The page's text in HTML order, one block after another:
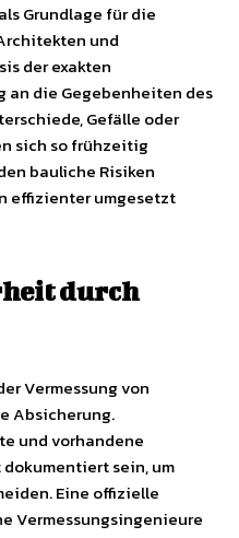
Grundlage für die
und
der exakten
an die Gegebenheiten des
Gefälle oder
sich so frühzeitig
bauliche Risiken
effizienter umgesetzt
durch
Vermessung von
Absicherung.
und vorhandene
sein, um
Eine offizielle
Vermessungsingenieure